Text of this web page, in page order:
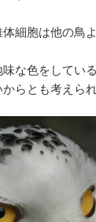
細胞は他の鳥
な色をしてい
らとも考えられ